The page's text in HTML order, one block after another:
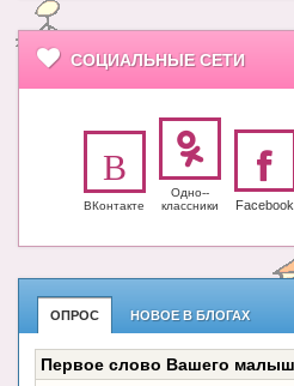
СОЦИАЛЬНЫЕ СЕТИ
ВКонтакте
Одно-­
класс­ники
Facebook
ОПРОС НОВОЕ В БЛОГАХ